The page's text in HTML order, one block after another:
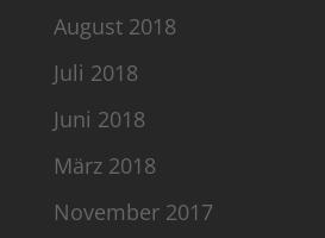
August 2018
Juli 2018
Juni 2018
März 2018
November 2017